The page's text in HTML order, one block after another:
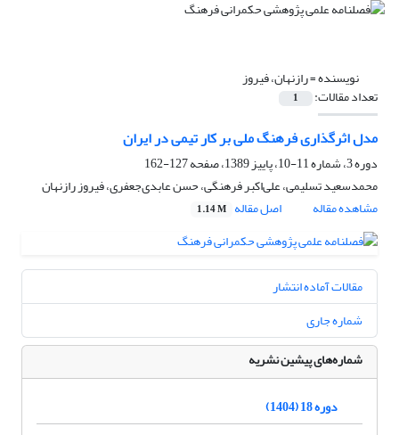
نویسنده =رازنهان، فیروز
تعداد مقالات: 1
مدل اثرگذاری فرهنگ ملی بر کار تیمی در ایران
دوره 3، شماره 11-10، پاییز 1389، صفحه
127-162
محمدسعید تسلیمی، علی‌اکبر فرهنگی، حسن عابدی‌جعفری، فیروز رازنهان
مشاهده مقاله
اصل مقاله 1.14 M
مقالات آماده انتشار
شماره جاری
شماره‌های پیشین نشریه
دوره 18 (1404)